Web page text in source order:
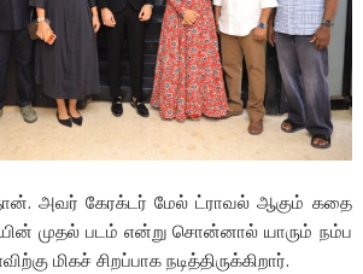
அவர் கேரக்டர் மேல் ட்ராவல் ஆகும் கதை
முதல் படம் என்று சொன்னால் யாரும் நம்ப
மிகச் சிறப்பாக நடித்திருக்கிறார்.